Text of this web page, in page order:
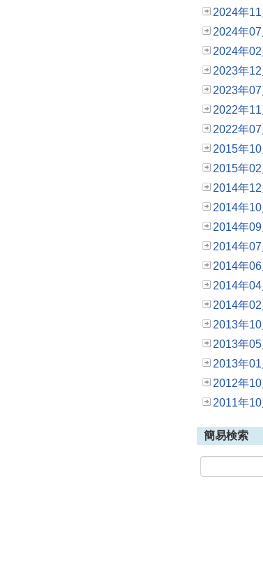
2024年
2024年
2024年
2023年
2023年
2022年
2022年
2015年
2015年
2014年
2014年
2014年
2014年
2014年
2014年
2014年
2013年
2013年
2013年
2012年
2011年
簡易検索